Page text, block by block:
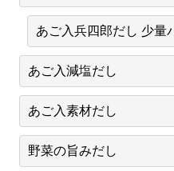
あご入兵四郎だし 少量
あご入減塩だし
あご入素材だし
野菜の旨みだし